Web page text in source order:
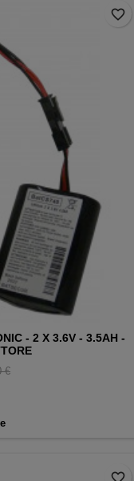
- 2 X 3.6V - 3.5AH -
€
favorite_border
favorite_border